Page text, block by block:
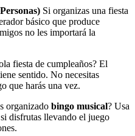
Si organizas una fiesta
básico que produce
no les importará la
fiesta de cumpleaños? El
sentido. No necesitas
que harás una vez.
organizado bingo musical? Usa
disfrutas llevando el juego